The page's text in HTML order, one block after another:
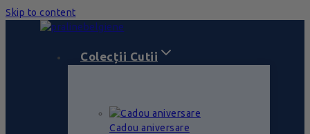
Skip to content
Colecții Cutii
Cadou aniversare